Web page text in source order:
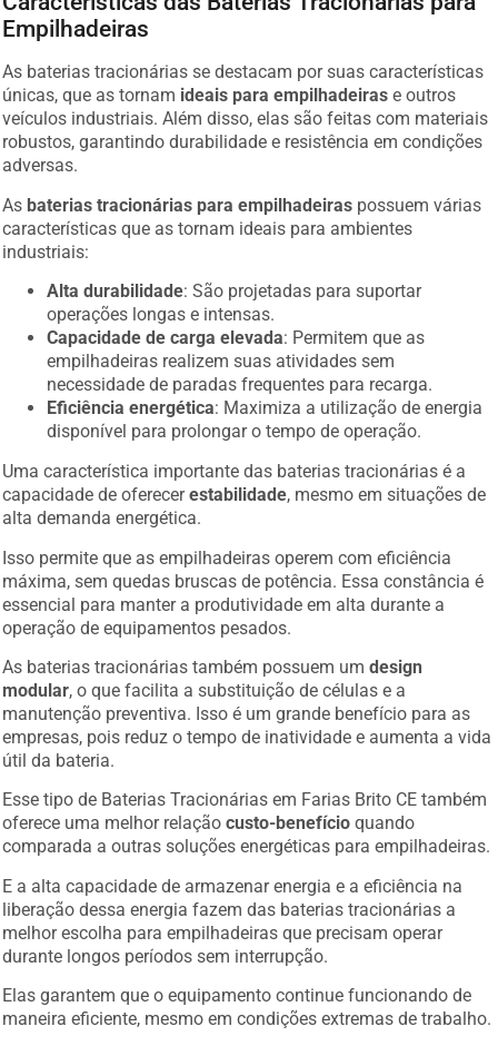
Empilhadeiras
As baterias tracionárias se destacam por suas características
únicas, que as tornam ideais para empilhadeiras e outros
veículos industriais. Além disso, elas são feitas com materiais
robustos, garantindo durabilidade e resistência em condições
adversas.
As baterias tracionárias para empilhadeiras possuem várias
características que as tornam ideais para ambientes
industriais:
Alta durabilidade: São projetadas para suportar
operações longas e intensas.
Capacidade de carga elevada: Permitem que as
empilhadeiras realizem suas atividades sem
necessidade de paradas frequentes para recarga.
Eficiência energética: Maximiza a utilização de energia
disponível para prolongar o tempo de operação.
Uma característica importante das baterias tracionárias é a
capacidade de oferecerestabilidade, mesmo em situações de
alta demanda energética.
Isso permite que as empilhadeiras operem com eficiência
máxima, sem quedas bruscas de potência. Essa constância é
essencial para manter a produtividade em alta durante a
operação de equipamentos pesados.
As baterias tracionárias também possuem umdesign
modular, o que facilita a substituição de células e a
manutenção preventiva. Isso é um grande benefício para as
empresas, pois reduz o tempo de inatividade e aumenta a vida
útil da bateria.
Esse tipo de Baterias Tracionárias em Farias Brito CE também
oferece uma melhor relaçãocusto-benefício quando
comparada a outras soluções energéticas para empilhadeiras.
E a alta capacidade de armazenar energia e a eficiência na
liberação dessa energia fazem das baterias tracionárias a
melhor escolha para empilhadeiras que precisam operar
durante longos períodos sem interrupção.
Elas garantem que o equipamento continue funcionando de
maneira eficiente, mesmo em condições extremas de trabalho.